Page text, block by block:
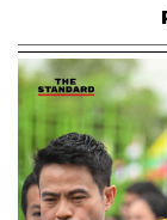
พรรคพลังประช
การตั้งสมาชิกสภ
รัฐธรรมนูญฉบับ
ทำความเห็นส่ง
ขึ้น ขณะเดียวกัน
น่าจะเกิดกรณีที่ไ
ได้